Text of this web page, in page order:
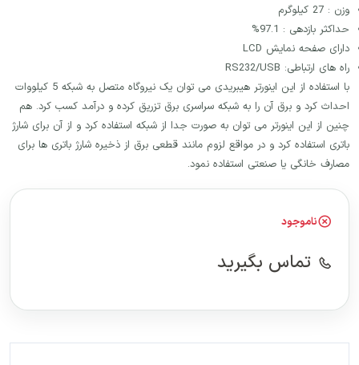
وزن : 27 کیلوگرم
حداکثر بازدهی : 97.1%
دارای صفحه نمایش LCD
راه های ارتباطی: RS232/USB
با استفاده از این اینورتر هیبریدی می توان یک نیروگاه متصل به شبکه 5 کیلووات
احداث کرد و برق آن را به شبکه سراسری برق تزریق کرده و درآمد کسب کرد. هم
چنین از این اینورتر می توان به صورت جدا از شبکه استفاده کرد و از آن برای شارژ
باتری استفاده کرد و در مواقع لزوم مانند قطعی برق از ذخیره شارژ باتری ها برای
مصارف خانگی یا صنعتی استفاده نمود.
ناموجود
تماس بگیرید